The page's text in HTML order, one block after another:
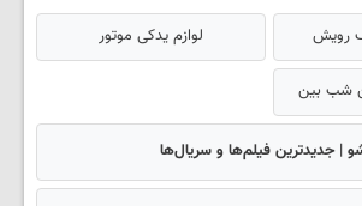
رویش لوازم یدکی موتور
شب بین
| جدیدترین فیلم‌ها و سریال‌ها